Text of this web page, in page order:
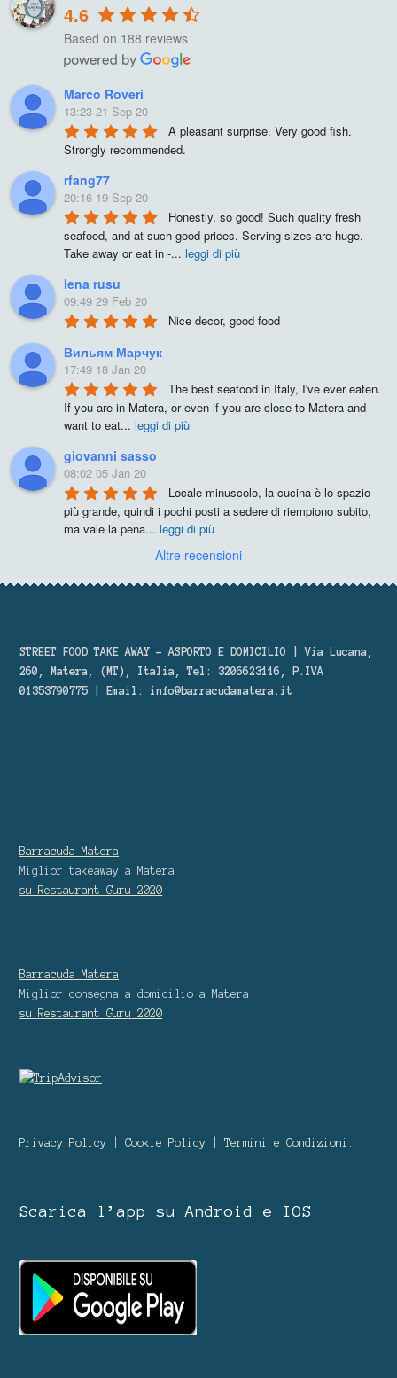
4.6
Based on 188 reviews
Marco Roveri
13:23 21 Sep 20
A pleasant surprise. Very good fish.
Strongly recommended.
rfang77
20:16 19 Sep 20
Honestly, so good! Such quality fresh
seafood, and at such good prices. Serving sizes are huge.
Take away or eat in -... leggi di più
lena rusu
09:49 29 Feb 20
Nice decor, good food
Вильям Марчук
17:49 18 Jan 20
The best seafood in Italy, I've ever eaten.
If you are in Matera, or even if you are close to Matera and
want to eat... leggi di più
giovanni sasso
08:02 05 Jan 20
Locale minuscolo, la cucina è lo spazio
più grande, quindi i pochi posti a sedere di riempiono subito,
ma vale la pena... leggi di più
Altre recensioni
STREET FOOD TAKE AWAY – ASPORTO E DOMICILIO | Via Lucana,
260, Matera, (MT), Italia, Tel: 3206623116, P.IVA
01353790775 | Email: info@barracudamatera.it
Barracuda Matera
Miglior takeaway a Matera
su Restaurant Guru
2020
Barracuda Matera
Miglior consegna a domicilio a Matera
su Restaurant Guru
2020
Privacy Policy |Cookie Policy |Termini e Condizioni.
Scarica l’app su Android e IOS